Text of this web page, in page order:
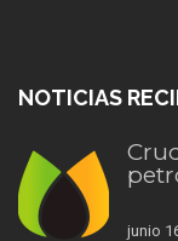
NOTICIAS
junio